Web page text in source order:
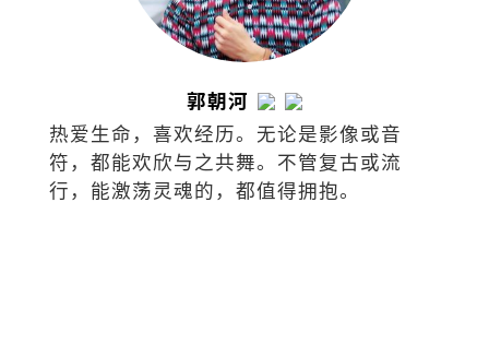
郭朝河
热爱生命，喜欢经历。无论是影像或音
符，都能欢欣与之共舞。不管复古或流
行，能激荡灵魂的，都值得拥抱。